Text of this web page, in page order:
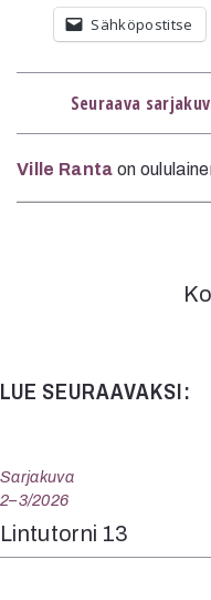
Sähköpostitse
Seuraava
Ville Ranta on
LUE SEURAAVAKSI:
Sarjakuva
2–3/2026
Lintutorni 13